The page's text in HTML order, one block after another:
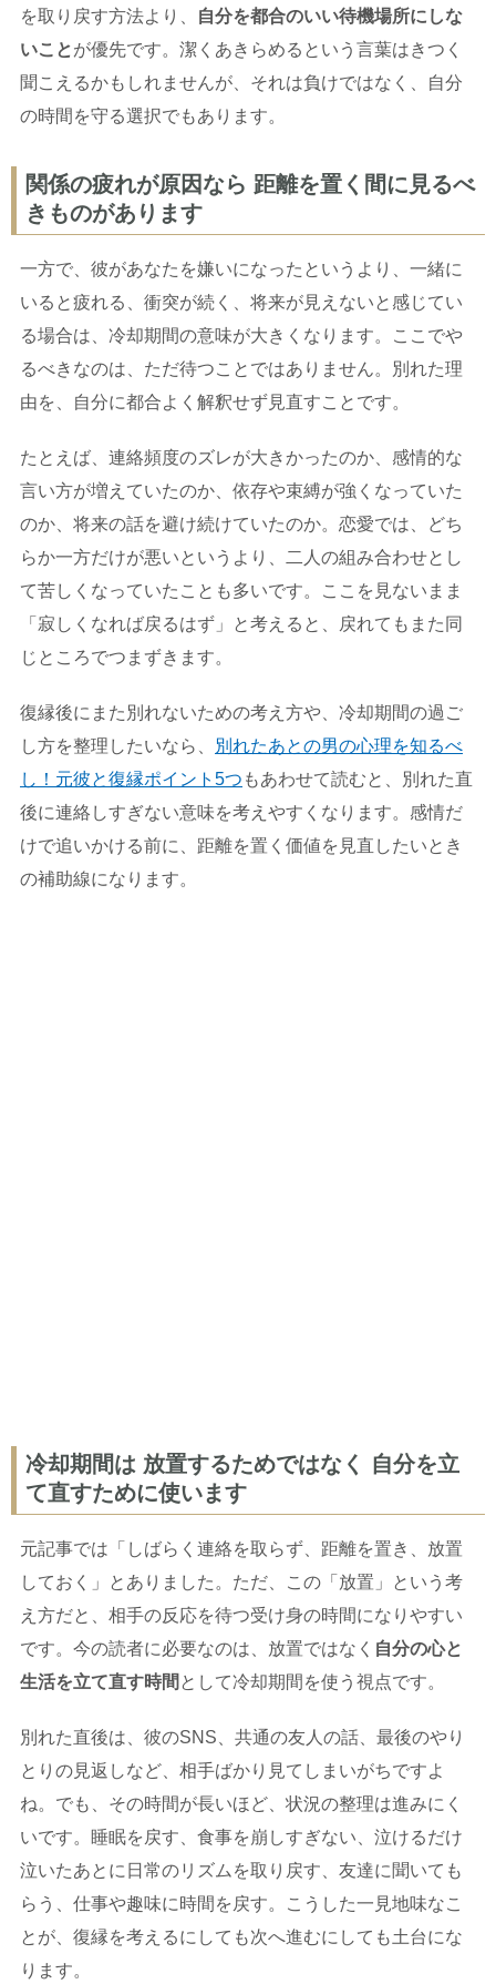
を取り戻す方法より、
自分を都合のいい待機場所にしな
いことが優先です。潔くあきらめるという言葉はきつく
聞こえるかもしれませんが、それは負けではなく、自分
の時間を守る選択でもあります。
関係の疲れが原因なら 距離を置く間に見るべ
きものがあります
一方で、彼があなたを嫌いになったというより、一緒に
いると疲れる、衝突が続く、将来が見えないと感じてい
る場合は、冷却期間の意味が大きくなります。ここでや
るべきなのは、ただ待つことではありません。別れた理
由を、自分に都合よく解釈せず見直すことです。
たとえば、連絡頻度のズレが大きかったのか、感情的な
言い方が増えていたのか、依存や束縛が強くなっていた
のか、将来の話を避け続けていたのか。恋愛では、どち
らか一方だけが悪いというより、二人の組み合わせとし
て苦しくなっていたことも多いです。ここを見ないまま
「寂しくなれば戻るはず」と考えると、戻れてもまた同
じところでつまずきます。
復縁後にまた別れないための考え方や、冷却期間の過ご
し方を整理したいなら、
別れたあとの男の心理を知るべ
し！元彼と復縁ポイント5つ もあわせて読むと、別れた直
後に連絡しすぎない意味を考えやすくなります。感情だ
けで追いかける前に、距離を置く価値を見直したいとき
の補助線になります。
冷却期間は 放置するためではなく 自分を立
て直すために使います
元記事では「しばらく連絡を取らず、距離を置き、放置
しておく」とありました。ただ、この「放置」という考
え方だと、相手の反応を待つ受け身の時間になりやすい
です。今の読者に必要なのは、放置ではなく 自分の心と
生活を立て直す時間 として冷却期間を使う視点です。
別れた直後は、彼のSNS、共通の友人の話、最後のやり
とりの見返しなど、相手ばかり見てしまいがちですよ
ね。でも、その時間が長いほど、状況の整理は進みにく
いです。睡眠を戻す、食事を崩しすぎない、泣けるだけ
泣いたあとに日常のリズムを取り戻す、友達に聞いても
らう、仕事や趣味に時間を戻す。こうした一見地味なこ
とが、復縁を考えるにしても次へ進むにしても土台にな
ります。